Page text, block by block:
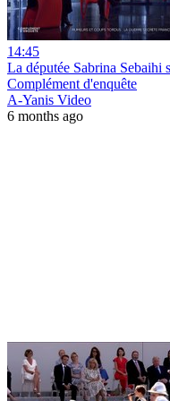
14:45
La députée Sabrina Sebaihi
Complément d'enquête
A-Yanis Video
6 months ago